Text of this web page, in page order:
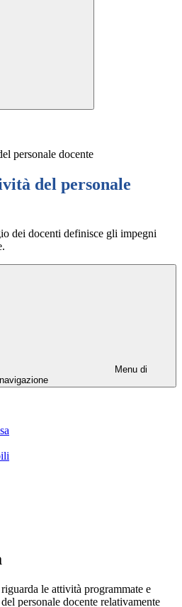
personale docente
del personale
dei docenti definisce gli impegni
Menu di
navigazione
le attività programmate e
personale docente relativamente